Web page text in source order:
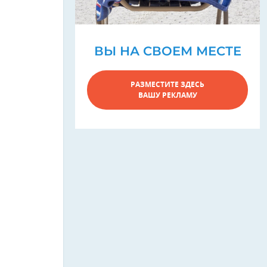
ВЫ НА СВОЕМ МЕСТЕ
РАЗМЕСТИТЕ ЗДЕСЬ
ВАШУ РЕКЛАМУ